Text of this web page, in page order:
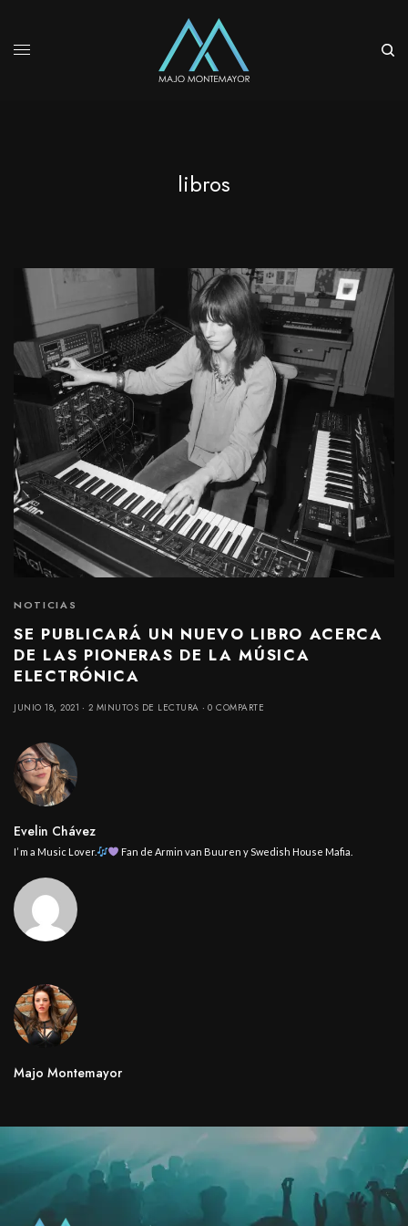
libros
NOTICIAS
SE PUBLICARÁ UN NUEVO LIBRO ACERCA
DE LAS PIONERAS DE LA MÚSICA
ELECTRÓNICA
JUNIO 18, 2021 2 MINUTOS DE LECTURA 0 COMPARTE
Evelin Chávez
I’ m a Music Lover. Fan de Armin van Buuren y Swedish House Mafia.
Majo Montemayor